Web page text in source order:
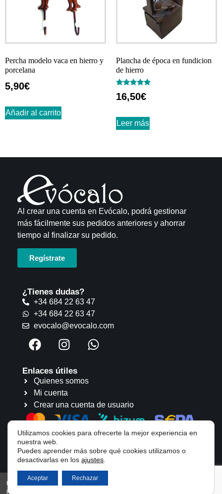
Percha modelo vaca en hierro y
porcelana
5,90€
Añadir al carrito
Plancha de época en fundicion
de hierro
Valorado
con
16,50€
Leer más
Al crear una cuenta en Evócalo, podrá gestionar
más fácilmente sus pedidos anteriores y ahorrar
tiempo al finalizar su pedido.
Regístrate
¿Tienes dudas?
+34 684 22 63 47
+34 684 22 63 47
evocalo@evocalo.com
Enlaces útiles
Quienes somos
Mi cuenta
Crear una cuenta de usuario
privacidad
Utilizamos cookies para ofrecerte la mejor experiencia en
nuestra web.
Puedes aprender más sobre qué cookies utilizamos o
desactivarlas en los ajustes
Aceptar Rechazar